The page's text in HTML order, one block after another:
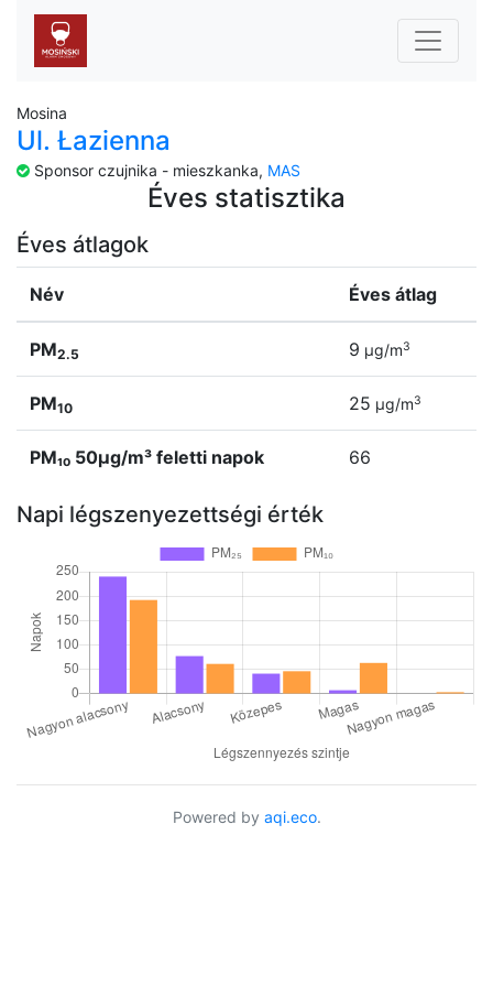
Mosina
Ul. Łazienna
Sponsor czujnika - mieszkanka, MAS
Éves statisztika
Éves átlagok
Név Éves átlag
PM2.5 9 µg/m3
PM10 25 µg/m3
PM₁₀ 50µg/m³ feletti napok 66
Napi légszenyezettségi érték
Powered by aqi.eco.